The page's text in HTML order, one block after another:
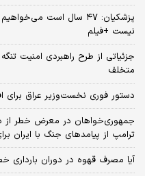
پزشکیان: ۴۷ سال است
نیست +فیلم
متخلف
دستور فوری نخست‌وزیر عراق برای
جمهوری‌خواهان در معرض خطر از
ترامپ از پیامدهای جنگ با ایران
آیا مصرف قهوه در دوران بارداری